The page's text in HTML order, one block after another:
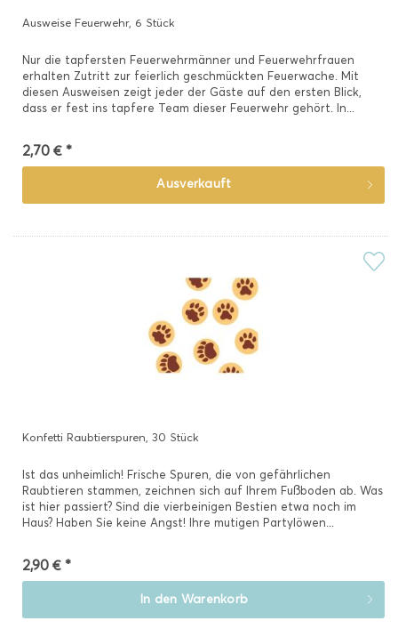
Ausweise Feuerwehr, 6 Stück
Nur die tapfersten Feuerwehrmänner und Feuerwehrfrauen
erhalten Zutritt zur feierlich geschmückten Feuerwache. Mit
diesen Ausweisen zeigt jeder der Gäste auf den ersten Blick,
dass er fest ins tapfere Team dieser Feuerwehr gehört. In...
2,70 € *
Ausverkauft
Konfetti Raubtierspuren, 30 Stück
Ist das unheimlich! Frische Spuren, die von gefährlichen
Raubtieren stammen, zeichnen sich auf Ihrem Fußboden ab. Was
ist hier passiert? Sind die vierbeinigen Bestien etwa noch im
Haus? Haben Sie keine Angst! Ihre mutigen Partylöwen...
2,90 € *
In den Warenkorb